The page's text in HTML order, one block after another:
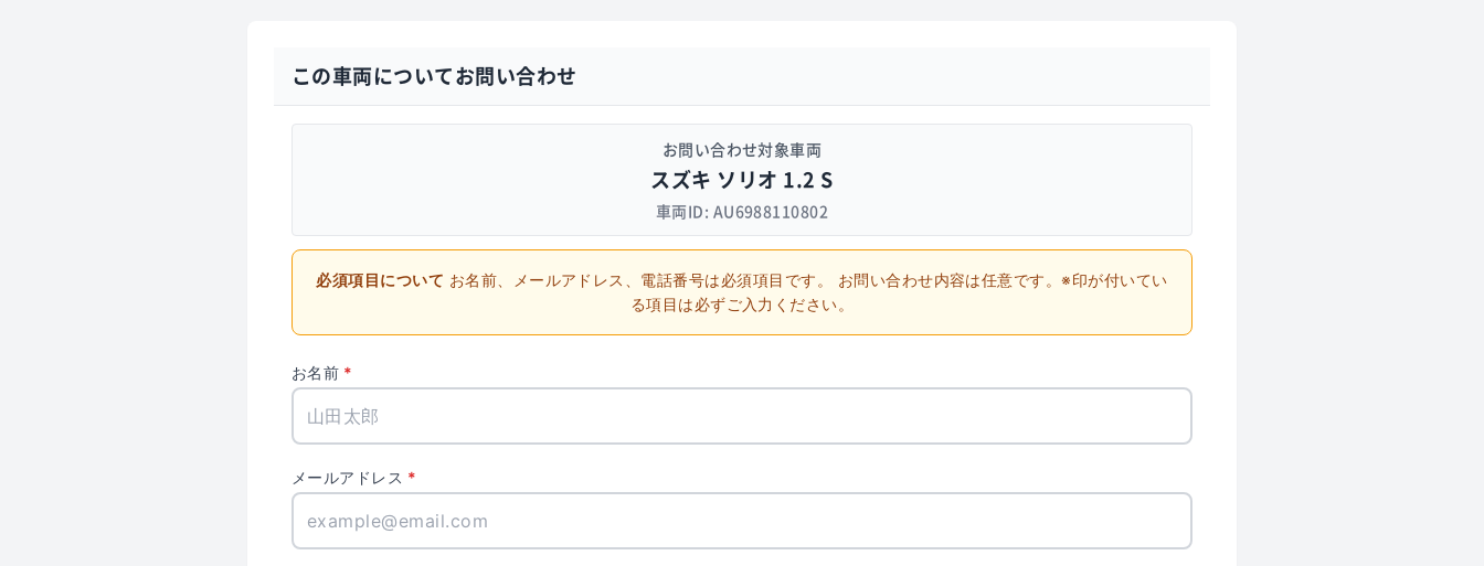
この車両についてお問い合わせ
お問い合わせ対象車両
スズキ ソリオ 1.2 S
車両ID: AU6988110802
必須項目について お名前、メールアドレス、電話番号は必須項目です。
お問い合わせ内容は任意です。※印が付いてい
る項目は必ずご入力ください。
お名前
メールアドレス